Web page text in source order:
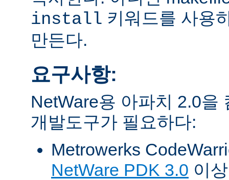
install 키워드를 사용
만든다.
요구사항:
NetWare용 아파치 2.0을
개발도구가 필요하다:
Metrowerks
NetWare PDK 3.0 이